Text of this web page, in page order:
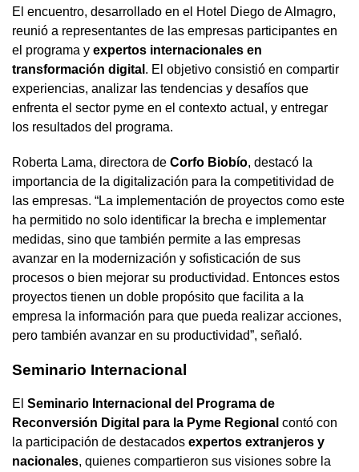
El encuentro, desarrollado en el Hotel Diego de Almagro,
reunió a representantes de las empresas participantes en
el programa y expertos internacionales en
transformación digital . El objetivo consistió en compartir
experiencias, analizar las tendencias y desafíos que
enfrenta el sector pyme en el contexto actual, y entregar
los resultados del programa.
Roberta Lama, directora de Corfo Biobío, destacó la
importancia de la digitalización para la competitividad de
las empresas. “La implementación de proyectos como este
ha permitido no solo identificar la brecha e implementar
medidas, sino que también permite a las empresas
avanzar en la modernización y sofisticación de sus
procesos o bien mejorar su productividad. Entonces estos
proyectos tienen un doble propósito que facilita a la
empresa la información para que pueda realizar acciones,
pero también avanzar en su productividad”, señaló.
Seminario Internacional
El Seminario Internacional del Programa de
Reconversión Digital para la Pyme Regional contó con
la participación de destacados expertos extranjeros y
nacionales, quienes compartieron sus visiones sobre la